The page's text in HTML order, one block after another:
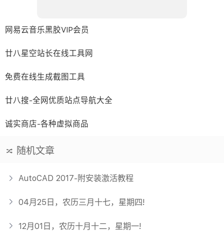
网易云音乐黑胶VIP会员
廿八星空站长在线工具网
免费在线生成截图工具
廿八搜-全网优质站点导航大全
诚实商店-各种虚拟商品
随机文章
AutoCAD 2017-附安装激活教程
04月25日，农历三月十七，星期四!
12月01日，农历十月十二，星期一!